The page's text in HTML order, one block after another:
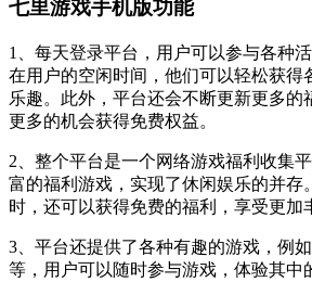
七里游戏手机版功能
1、每天登录平台，用户可以参与各种
在用户的空闲时间，他们可以轻松获得
乐趣。此外，平台还会不断更新更多的
更多的机会获得免费权益。
2、整个平台是一个网络游戏福利收集
富的福利游戏，实现了休闲娱乐的并存
时，还可以获得免费的福利，享受更加
3、平台还提供了各种有趣的游戏，例
等，用户可以随时参与游戏，体验其中